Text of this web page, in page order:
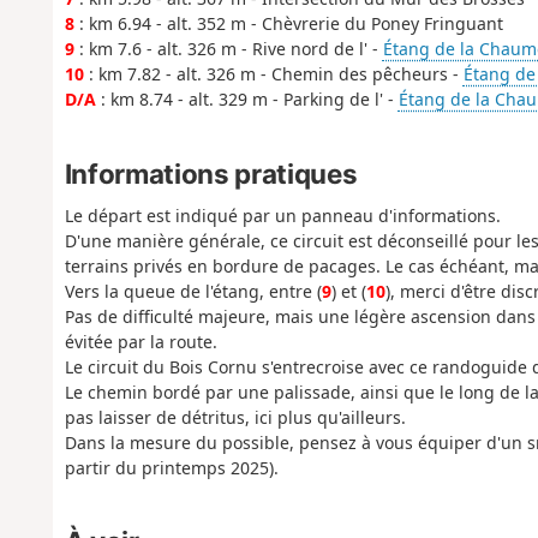
8: km 6.94 - alt. 352 m - Chèvrerie du Poney Fringuant
9: km 7.6 - alt. 326 m - Rive nord de l' - Étang de la
10: km 7.82 - alt. 326 m - Chemin des pêcheurs - Étang
D/A: km 8.74 - alt. 329 m - Parking de l' - Étang de la
Informations pratiques
Le départ est indiqué par un panneau d'informations.
D'une manière générale, ce circuit est déconseillé pour
terrains privés en bordure de pacages. Le cas échéant,
Vers la queue de l'étang, entre (9) et (10), merci d'être
Pas de difficulté majeure, mais une légère ascension
évitée par la route.
Le circuit du Bois Cornu s'entrecroise avec ce
Le chemin bordé par une palissade, ainsi que le long de
pas laisser de détritus, ici plus qu'ailleurs.
Dans la mesure du possible, pensez à vous équiper
partir du printemps 2025).